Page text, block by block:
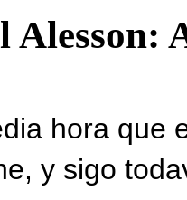
Alesson:
hora que
y sigo